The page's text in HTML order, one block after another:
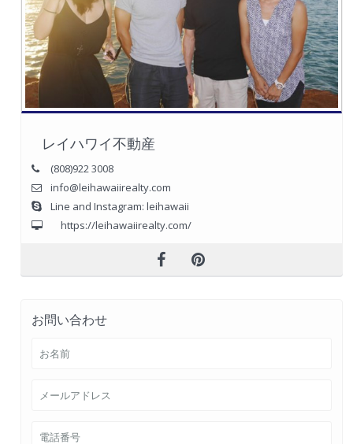
レイハワイ不動産
(808)922 3008
info@leihawaiirealty.com
Line and Instagram: leihawaii
https://leihawaiirealty.com/
お問い合わせ